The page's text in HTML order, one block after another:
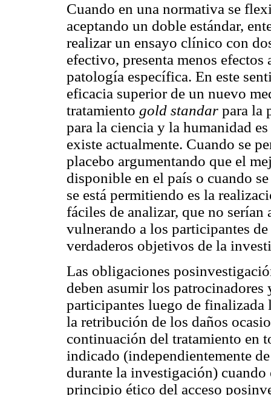
Cuando en una normativa se
aceptando un doble estándar,
realizar un ensayo clínico con
efectivo, presenta menos
patología específica. En este
eficacia superior de un nuevo
tratamiento gold standar para la
para la ciencia y la humanidad
existe actualmente. Cuando se
placebo argumentando que el
disponible en el país o cuando
se está permitiendo es la
fáciles de analizar, que no serían
vulnerando a los participantes
verdaderos objetivos de la
Las obligaciones
deben asumir los
participantes luego de
la retribución de los daños
continuación del tratamiento en
indicado (independientemente
durante la investigación) cuando
principio ético del acceso